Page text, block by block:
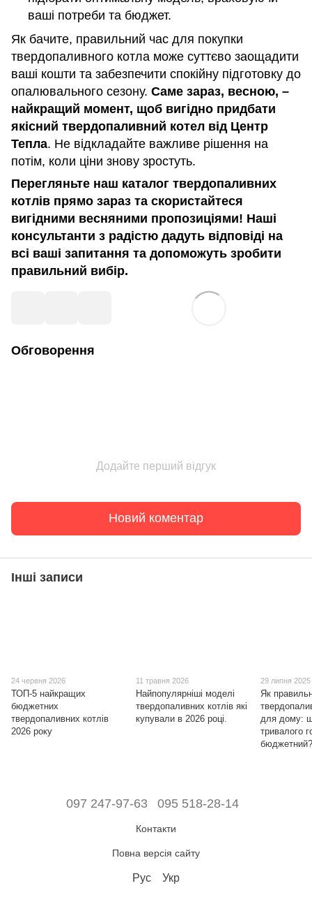
ваші потреби та бюджет.
Як бачите, правильний час для покупки
твердопаливного котла може суттєво заощадити
ваші кошти та забезпечити спокійну підготовку до
опалювального сезону. Саме зараз, весною, –
найкращий момент, щоб вигідно придбати
якісний твердопаливний котел від Центр
Тепла. Не відкладайте важливе рішення на
потім, коли ціни знову зростуть.
Перегляньте наш каталог твердопаливних
котлів прямо зараз та скористайтеся
вигідними весняними пропозиціями! Наші
консультанти з радістю дадуть відповіді на
всі ваші запитання та допоможуть зробити
правильний вибір.
Обговорення
Додайте перший відгук
Новий коментар
Інші записи
24 червня 2026
ТОП-5 найкращих
бюджетних
твердопаливних котлів
2026 року
11 травня 2026
Найпопулярніші моделі
твердопаливних котлів які
купували в 2026 році.
29 липня 2025
Як
для дому:
тривалого
097 247-97-63 095 518-28-14
Контакти
Повна версія сайту
Рус Укр